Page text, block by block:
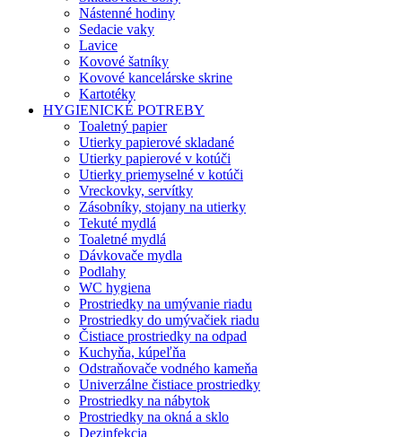
Nástenné hodiny
Sedacie vaky
Lavice
Kovové šatníky
Kovové kancelárske skrine
Kartotéky
HYGIENICKÉ POTREBY
Toaletný papier
Utierky papierové skladané
Utierky papierové v kotúči
Utierky priemyselné v kotúči
Vreckovky, servítky
Zásobníky, stojany na utierky
Tekuté mydlá
Toaletné mydlá
Dávkovače mydla
Podlahy
WC hygiena
Prostriedky na umývanie riadu
Prostriedky do umývačiek riadu
Čistiace prostriedky na odpad
Kuchyňa, kúpeľňa
Odstraňovače vodného kameňa
Univerzálne čistiace prostriedky
Prostriedky na nábytok
Prostriedky na okná a sklo
Dezinfekcia